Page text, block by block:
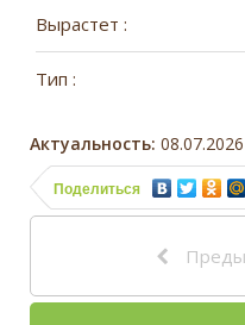
Вырастет :
Тип :
Актуальность: 08.07.2026
Поделиться